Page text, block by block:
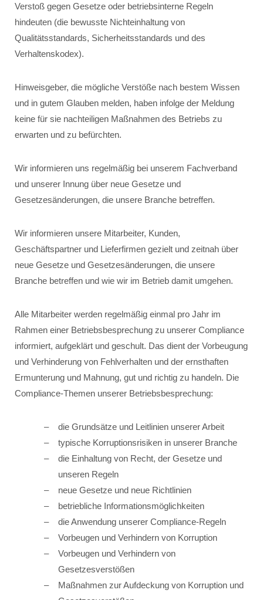
Verstoß gegen Gesetze oder betriebsinterne Regeln
hindeuten (die bewusste Nichteinhaltung von
Qualitätsstandards, Sicherheitsstandards und des
Verhaltenskodex).
Hinweisgeber, die mögliche Verstöße nach bestem Wissen
und in gutem Glauben melden, haben infolge der Meldung
keine für sie nachteiligen Maßnahmen des Betriebs zu
erwarten und zu befürchten.
Wir informieren uns regelmäßig bei unserem Fachverband
und unserer Innung über neue Gesetze und
Gesetzesänderungen, die unsere Branche betreffen.
Wir informieren unsere Mitarbeiter, Kunden,
Geschäftspartner und Lieferfirmen gezielt und zeitnah über
neue Gesetze und Gesetzesänderungen, die unsere
Branche betreffen und wie wir im Betrieb damit umgehen.
Alle Mitarbeiter werden regelmäßig einmal pro Jahr im
Rahmen einer Betriebsbesprechung zu unserer Compliance
informiert, aufgeklärt und geschult. Das dient der Vorbeugung
und Verhinderung von Fehlverhalten und der ernsthaften
Ermunterung und Mahnung, gut und richtig zu handeln. Die
Compliance-Themen unserer Betriebsbesprechung:
die Grundsätze und Leitlinien unserer Arbeit
typische Korruptionsrisiken in unserer Branche
die Einhaltung von Recht, der Gesetze und
unseren Regeln
neue Gesetze und neue Richtlinien
betriebliche Informationsmöglichkeiten
die Anwendung unserer Compliance-Regeln
Vorbeugen und Verhindern von Korruption
Vorbeugen und Verhindern von
Gesetzesverstößen
Maßnahmen zur Aufdeckung von Korruption und